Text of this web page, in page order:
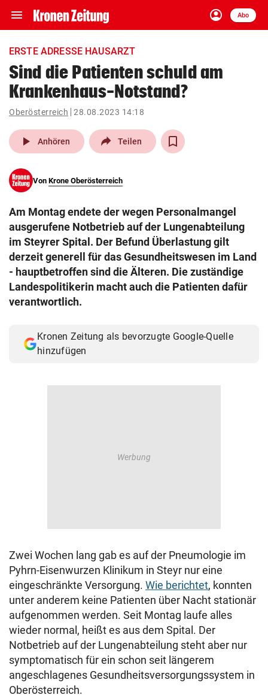
menu Navigation
ein-/ausklappen
account_circle
Anmelden
Abo
close Schließen
account_circle Anmelden
arrow_right
pin_drop
Wien arrow_right
search
eingeben
© Krone Multimedia GmbH & Co KG 2026
Muthgasse 2, 1190 Wien
ERSTE ADRESSE HAUSARZT
Sind die Patienten schuld am
Krankenhaus-Notstand?
Oberösterreich 28.08.2023 14:18
play_arrow Anhören Teilen
Von Krone Oberösterreich
Am Montag endete der wegen Personalmangel
ausgerufene Notbetrieb auf der Lungenabteilung
im Steyrer Spital. Der Befund Überlastung gilt
derzeit generell für das Gesundheitswesen im Land
- hauptbetroffen sind die Älteren. Die zuständige
Landespolitikerin macht auch die Patienten dafür
verantwortlich.
Kronen Zeitung als bevorzugte Google-Quelle
hinzufügen
Zwei Wochen lang gab es auf der Pneumologie im
Pyhrn-Eisenwurzen Klinikum in Steyr nur eine
eingeschränkte Versorgung. Wie berichtet, konnten
unter anderem keine Patienten über Nacht stationär
aufgenommen werden. Seit Montag laufe alles
wieder normal, heißt es aus dem Spital. Der
Notbetrieb auf der Lungenabteilung steht aber nur
symptomatisch für ein schon seit längerem
angeschlagenes Gesundheitsversorgungssystem in
Oberösterreich.